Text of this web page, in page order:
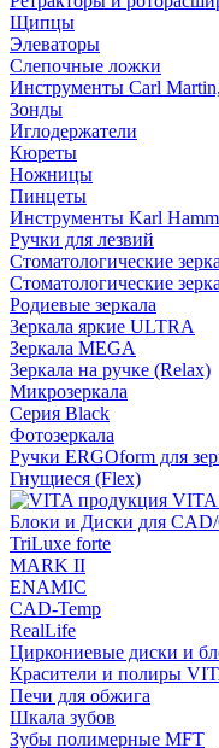
Щипцы
Элеваторы
Слепочные ложки
Инструменты Carl
Зонды
Иглодержатели
Кюреты
Ножницы
Пинцеты
Инструменты Karl
Ручки для лезвий
Стоматологические
Стоматологические
Родиевые зеркала
Зеркала яркие ULTRA
Зеркала MEGA
Зеркала на ручке (Relax)
Микрозеркала
Серия Black
Фотозеркала
Ручки ERGOform для
Гнущиеся (Flex)
VITA
Блоки и Диски для
TriLuxe forte
MARK II
ENAMIC
CAD-Temp
RealLife
Циркониевые диски и
Красители и полиры
Печи для обжига
Шкала зубов
Зубы полимерные MFT